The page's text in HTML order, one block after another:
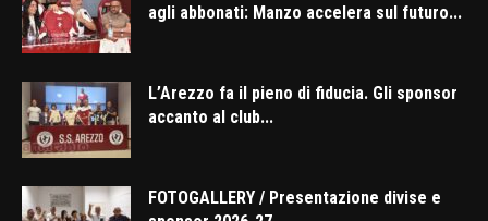
agli abbonati: Manzo accelera sul futuro...
L’Arezzo fa il pieno di fiducia. Gli sponsor
accanto al club...
FOTOGALLERY / Presentazione divise e